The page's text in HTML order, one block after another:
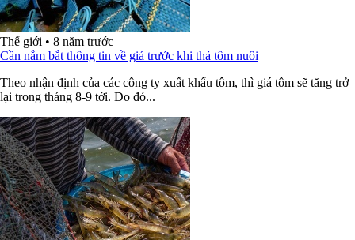
Thế giới • 8 năm trước
Cần nắm bắt thông tin về giá trước khi thả tôm nuôi
Theo nhận định của các công ty xuất khẩu tôm, thì giá tôm sẽ tăng trở
lại trong tháng 8-9 tới. Do đó...